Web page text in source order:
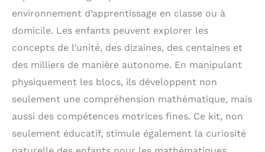
de manipulateurs tels
que les blocs en bois
Multibase Dienes est
la compréhension des
concepts
mathématiques,
particulièrement pour
les élèves ayant des
difficultés
de 447 pièces facilite
environnement d’apprentissage en classe ou à
domicile. Les enfants peuvent explorer les
concepts de l’unité, des dizaines, des centaines et
des milliers de manière autonome. En manipulant
physiquement les blocs, ils développent non
seulement une compréhension mathématique, mais
aussi des compétences motrices fines. Ce kit, non
seulement éducatif, stimule également la curiosité